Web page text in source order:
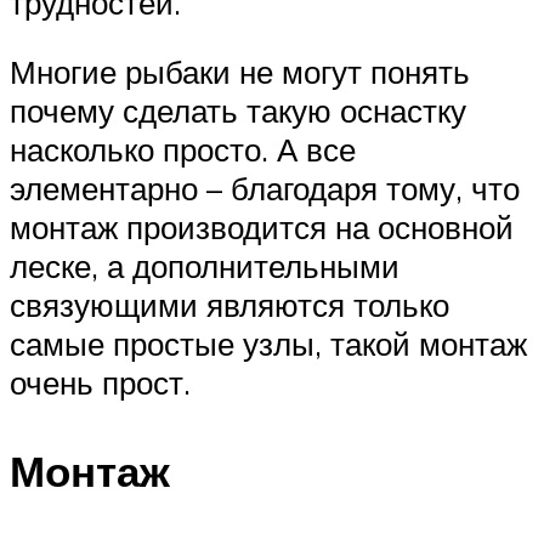
Многие рыбаки не могут понять
почему сделать такую оснастку
насколько просто. А все
элементарно – благодаря тому, что
монтаж производится на основной
леске, а дополнительными
связующими являются только
самые простые узлы, такой монтаж
очень прост.
Монтаж